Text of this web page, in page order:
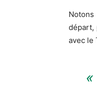
départ,
avec le
«